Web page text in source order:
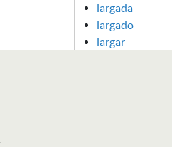
largada
largado
largar